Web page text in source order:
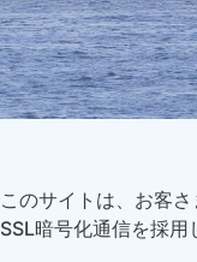
このサイトは、お客
SSL暗号化通信を採用